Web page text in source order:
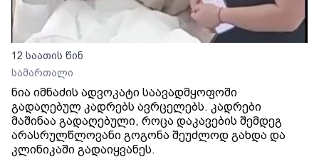
12 საათის წინ
სამართალი
ნია იმნაძის ადვოკატი საავადმყოფოში
გადაღებულ კადრებს ავრცელებს. კადრები
მაშინაა გადაღებული, როცა დაკავების შემდეგ
არასრულწლოვანი გოგონა შეუძლოდ გახდა და
კლინიკაში გადაიყვანეს.